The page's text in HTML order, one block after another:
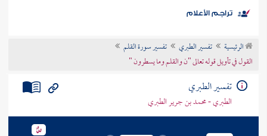
موضوعي
تراجم الأعلام
الرئيسية تفسير الطبري
تفسير سورة القلم
القول في تأويل قوله تعالى "ن والقلم وما يسطرون "
تفسير الطبري
الطبري - محمد بن جرير الطبري